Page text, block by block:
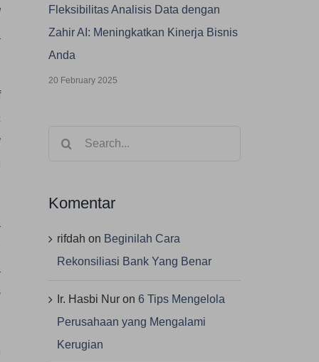
Fleksibilitas Analisis Data dengan
Zahir AI: Meningkatkan Kinerja Bisnis
Anda
20 February 2025
Search
Komentar
rifdah on Beginilah Cara
Rekonsiliasi Bank Yang Benar
Ir. Hasbi Nur on 6 Tips Mengelola
Perusahaan yang Mengalami
Kerugian